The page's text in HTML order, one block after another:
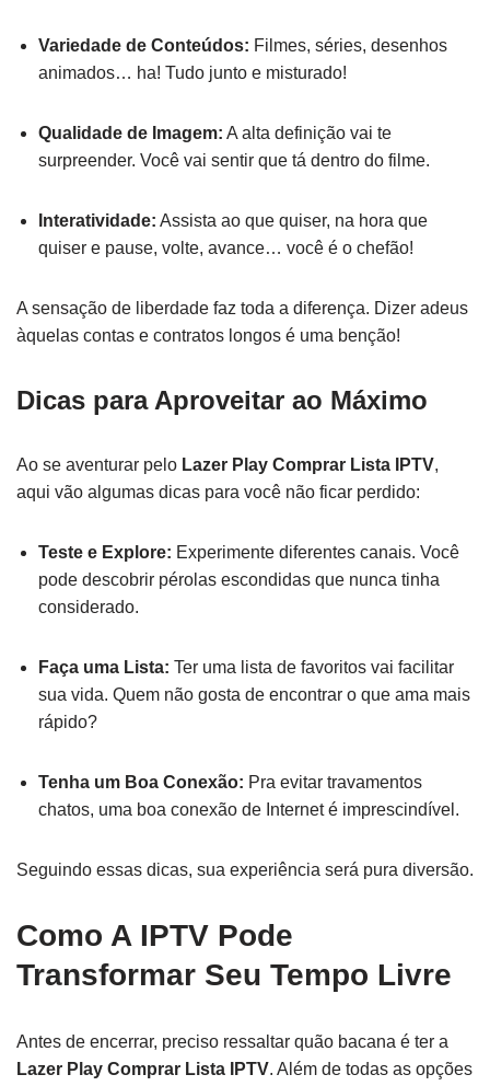
Variedade de Conteúdos: Filmes, séries, desenhos
animados… ha! Tudo junto e misturado!
Qualidade de Imagem: A alta definição vai te
surpreender. Você vai sentir que tá dentro do filme.
Interatividade: Assista ao que quiser, na hora que
quiser e pause, volte, avance… você é o chefão!
A sensação de liberdade faz toda a diferença. Dizer adeus
àquelas contas e contratos longos é uma benção!
Dicas para Aproveitar ao Máximo
Ao se aventurar pelo Lazer Play Comprar Lista IPTV,
aqui vão algumas dicas para você não ficar perdido:
Teste e Explore: Experimente diferentes canais. Você
pode descobrir pérolas escondidas que nunca tinha
considerado.
Faça uma Lista: Ter uma lista de favoritos vai facilitar
sua vida. Quem não gosta de encontrar o que ama mais
rápido?
Tenha um Boa Conexão: Pra evitar travamentos
chatos, uma boa conexão de Internet é imprescindível.
Seguindo essas dicas, sua experiência será pura diversão.
Como A IPTV Pode
Transformar Seu Tempo Livre
Antes de encerrar, preciso ressaltar quão bacana é ter a
Lazer Play Comprar Lista IPTV. Além de todas as opções